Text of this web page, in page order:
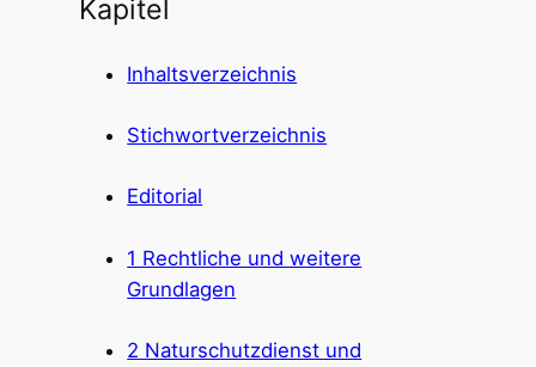
Kapitel
Inhaltsverzeichnis
Stichwortverzeichnis
Editorial
1 Rechtliche und weitere
Grundlagen
2 Naturschutzdienst und